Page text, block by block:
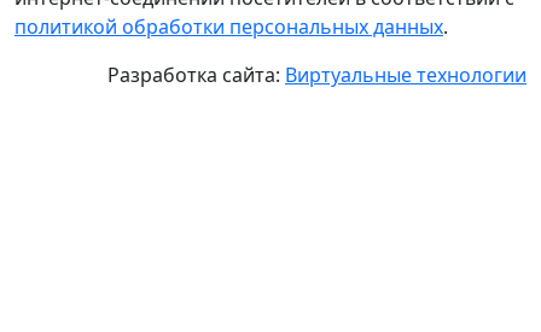
политикой обработки персональных данных.
Разработка сайта: Виртуальные технологии